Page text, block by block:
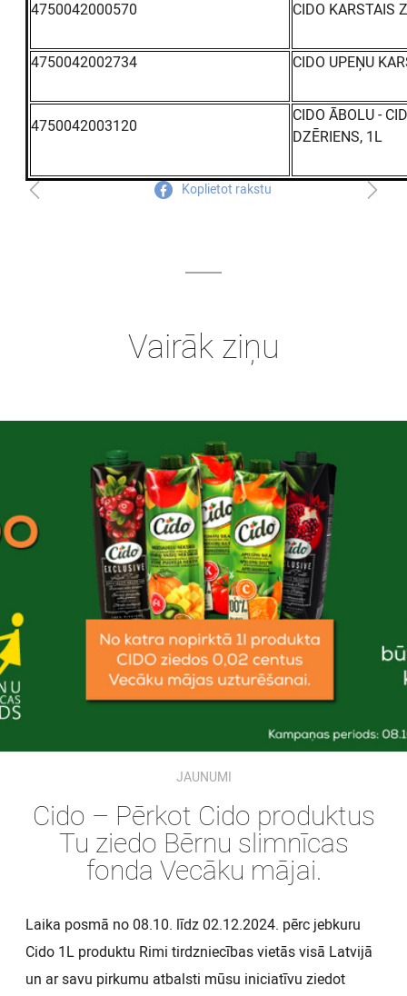
4750042000570 CIDO KARSTAIS
4750042002734 CIDO UPEŅU
4750042003120
CIDO ĀBOLU -
DZĒRIENS, 1L
Koplietot rakstu
Vairāk ziņu
JAUNUMI
Cido – Pērkot Cido produktus
Tu ziedo Bērnu slimnīcas
fonda Vecāku mājai.
Laika posmā no 08.10. līdz 02.12.2024. pērc jebkuru
Cido 1L produktu Rimi tirdzniecības vietās visā Latvijā
un ar savu pirkumu atbalsti mūsu iniciatīvu ziedot